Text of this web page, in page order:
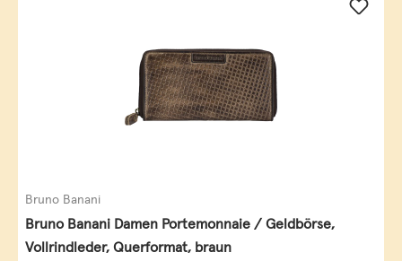
Bruno Banani
Bruno Banani Damen Portemonnaie / Geldbörse,
Vollrindleder, Querformat, braun